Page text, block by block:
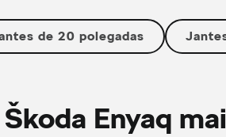
de 20 polegadas
Enyaq